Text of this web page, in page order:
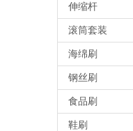
伸缩杆
滚筒套装
海绵刷
钢丝刷
食品刷
鞋刷